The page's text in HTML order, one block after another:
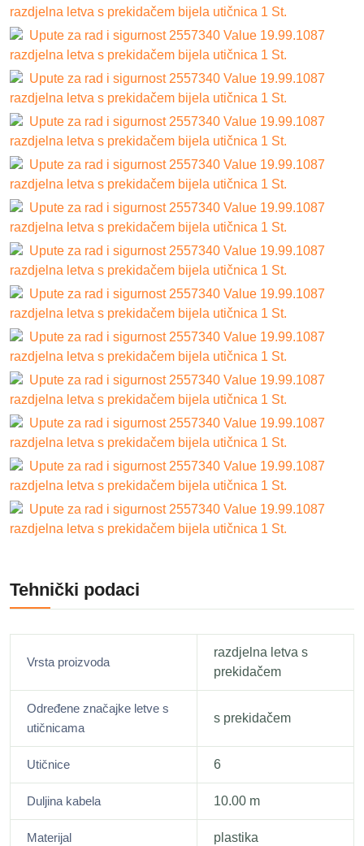
razdjelna letva s prekidačem bijela utičnica 1 St.
Upute za rad i sigurnost 2557340 Value 19.99.1087
razdjelna letva s prekidačem bijela utičnica 1 St.
Upute za rad i sigurnost 2557340 Value 19.99.1087
razdjelna letva s prekidačem bijela utičnica 1 St.
Upute za rad i sigurnost 2557340 Value 19.99.1087
razdjelna letva s prekidačem bijela utičnica 1 St.
Upute za rad i sigurnost 2557340 Value 19.99.1087
razdjelna letva s prekidačem bijela utičnica 1 St.
Upute za rad i sigurnost 2557340 Value 19.99.1087
razdjelna letva s prekidačem bijela utičnica 1 St.
Upute za rad i sigurnost 2557340 Value 19.99.1087
razdjelna letva s prekidačem bijela utičnica 1 St.
Upute za rad i sigurnost 2557340 Value 19.99.1087
razdjelna letva s prekidačem bijela utičnica 1 St.
Upute za rad i sigurnost 2557340 Value 19.99.1087
razdjelna letva s prekidačem bijela utičnica 1 St.
Upute za rad i sigurnost 2557340 Value 19.99.1087
razdjelna letva s prekidačem bijela utičnica 1 St.
Upute za rad i sigurnost 2557340 Value 19.99.1087
razdjelna letva s prekidačem bijela utičnica 1 St.
Upute za rad i sigurnost 2557340 Value 19.99.1087
razdjelna letva s prekidačem bijela utičnica 1 St.
Upute za rad i sigurnost 2557340 Value 19.99.1087
razdjelna letva s prekidačem bijela utičnica 1 St.
Tehnički podaci
Vrsta proizvoda
razdjelna letva s
prekidačem
Određene značajke letve s
utičnicama
s prekidačem
Utičnice 6
Duljina kabela 10.00 m
Materijal plastika